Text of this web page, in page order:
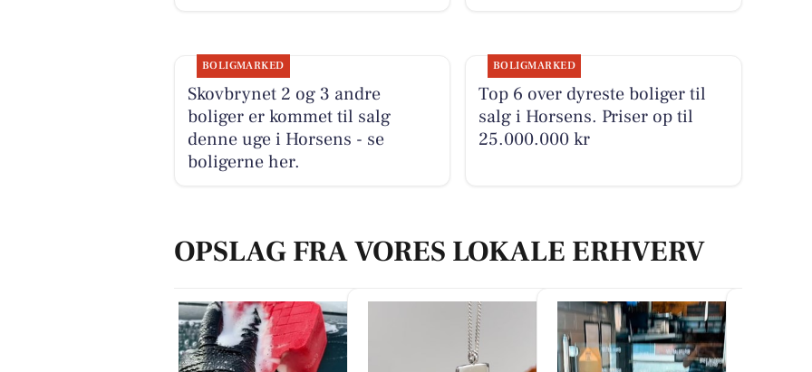
BOLIGMARKED
Skovbrynet 2 og 3 andre
boliger er kommet til salg
denne uge i Horsens - se
boligerne her.
BOLIGMARKED
Top 6 over dyreste boliger til
salg i Horsens. Priser op til
25.000.000 kr
OPSLAG FRA VORES LOKALE ERHVERV